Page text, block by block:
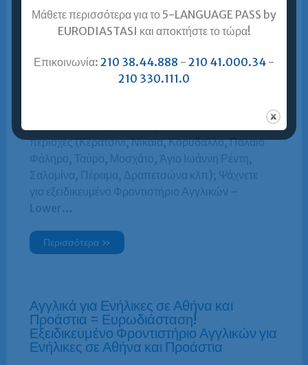
Αγγλικά/Lower για Ενήλικες + Πειραιάς,
Κερατσίνι, Νίκαια, Κορυδαλλός,
Καλλιθέα, Μοσχάτο, Ταύρος, Παλαιό
περιοχές (Κερατσίνι, Νίκαια, Κορυδαλλό, Παλαιό
Φάληρο, Ταύρο, Μοσχάτο, Άγιο Ιωάννη Ρέντη,
Σαλαμίνα, Πέραμα, Δραπετσώνα κλπ); Ψάχνετε
για εξειδικευμένο Φροντιστήριο Αγγλικών –
Lower…
Περισσότερα »
Αγγλικά για Ενήλικες σε Αθήνα και
Προάστια = Ευρωδιάσταση!
Εξειδικευμένο Φροντιστήριο Αγγλικών για
Ενήλικες σε Αθήνα και Προάστια
Μάθετε περισσότερα για το 5-LANGUAGE PASS by
EURODIASTASI και αποκτήστε το τώρα!
Επικοινωνία: 210 38.44.888 - 210 41.000.34 -
210 330.111.0